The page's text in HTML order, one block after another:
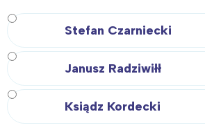
Stefan Czarniecki
Janusz Radziwiłł
Ksiądz Kordecki